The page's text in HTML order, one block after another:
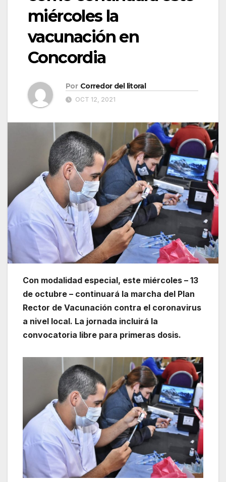
miércoles la
vacunación en
Concordia
Por Corredor del litoral
OCT 12, 2021
Con modalidad especial, este miércoles – 13
de octubre – continuará la marcha del Plan
Rector de Vacunación contra el coronavirus
a nivel local. La jornada incluirá la
convocatoria libre para primeras dosis.